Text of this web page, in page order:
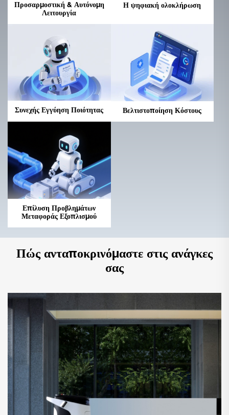
Προσαρμοστική & Αυτόνομη
Λειτουργία
Η ψηφιακή ολοκλήρωση
Συνεχής Εγγύηση Ποιότητας Βελτιστοποίηση Κόστους
Επίλυση Προβλημάτων
Μεταφοράς Εξοπλισμού
Πώς ανταποκρινόμαστε στις ανάγκες
σας